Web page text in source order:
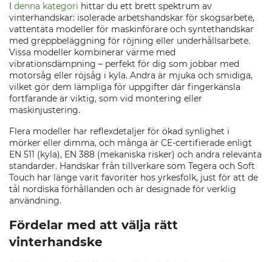
I denna kategori hittar du ett brett spektrum av
vinterhandskar: isolerade arbetshandskar för skogsarbete,
vattentäta modeller för maskinförare och syntethandskar
med greppbeläggning för röjning eller underhållsarbete.
Vissa modeller kombinerar värme med
vibrationsdämpning – perfekt för dig som jobbar med
motorsåg eller röjsåg i kyla. Andra är mjuka och smidiga,
vilket gör dem lämpliga för uppgifter där fingerkänsla
fortfarande är viktig, som vid montering eller
maskinjustering.
Flera modeller har reflexdetaljer för ökad synlighet i
mörker eller dimma, och många är CE-certifierade enligt
EN 511 (kyla), EN 388 (mekaniska risker) och andra relevanta
standarder. Handskar från tillverkare som Tegera och Soft
Touch har länge varit favoriter hos yrkesfolk, just för att de
tål nordiska förhållanden och är designade för verklig
användning.
Fördelar med att välja rätt
vinterhandske